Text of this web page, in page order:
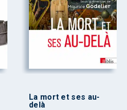
La mort et ses au-
delà